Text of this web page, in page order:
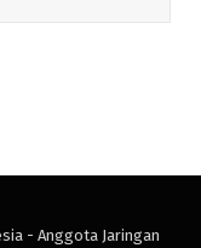
- Anggota Jaringan